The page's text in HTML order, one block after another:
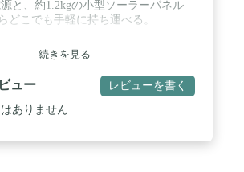
作・管理も可能です。万が一目の届
ポータブル電源を置いても、ワンタ
界トップクラス最長5年保証】
常2年+保証登録すると3年延長=5
具合が発生した際に、国内にサポー
るためもしもの時も安心です。
と、約1.2kgの小型ソーラーパネル
どこでも手軽に持ち運べる。
続きを見る
ュー レビューを書く
ありません